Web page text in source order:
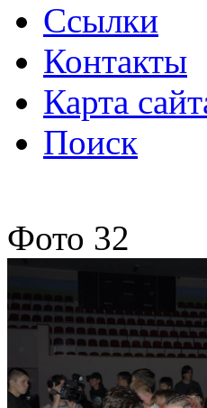
Ссылки
Контакты
Карта
Поиск
Фото 32